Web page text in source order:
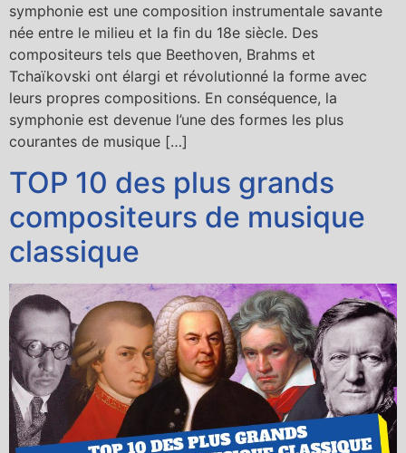
symphonie est une composition instrumentale savante
née entre le milieu et la fin du 18e siècle. Des
compositeurs tels que Beethoven, Brahms et
Tchaïkovski ont élargi et révolutionné la forme avec
leurs propres compositions. En conséquence, la
symphonie est devenue l’une des formes les plus
courantes de musique […]
TOP 10 des plus grands
compositeurs de musique
classique